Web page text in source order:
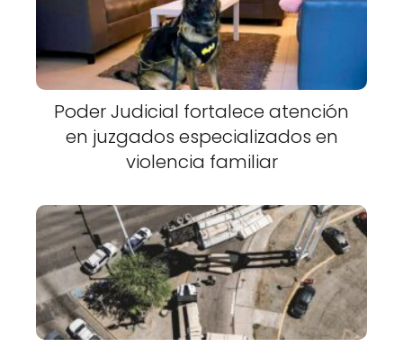
Poder Judicial fortalece atención
en juzgados especializados en
violencia familiar